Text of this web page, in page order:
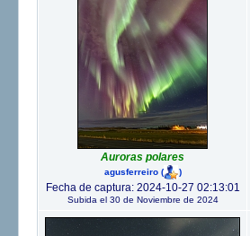
Auroras polares
agusferreiro( )
Fecha de captura: 2024-10-27 02:13:01
Subida el 30 de Noviembre de 2024